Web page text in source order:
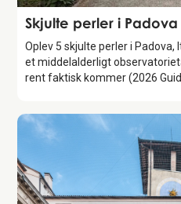
Guide
Skjulte perler i Padova
Oplev 5 skjulte perler i
et middelalderligt
rent faktisk kommer (2026